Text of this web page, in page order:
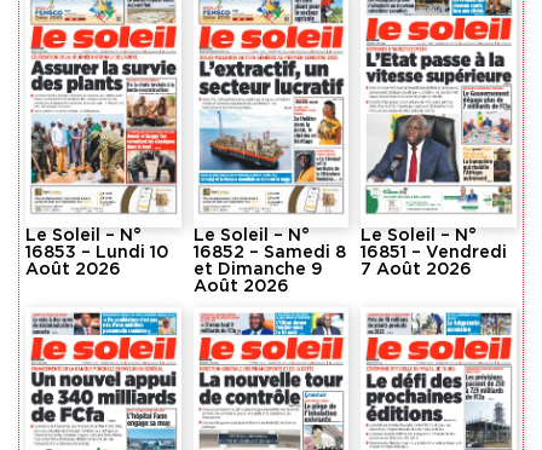
Le Soleil – N°
16853 – Lundi 10
Août 2026
Le Soleil – N°
16852 – Samedi 8
et Dimanche 9
Août 2026
Le Soleil – N°
16851 – Vendredi
7 Août 2026